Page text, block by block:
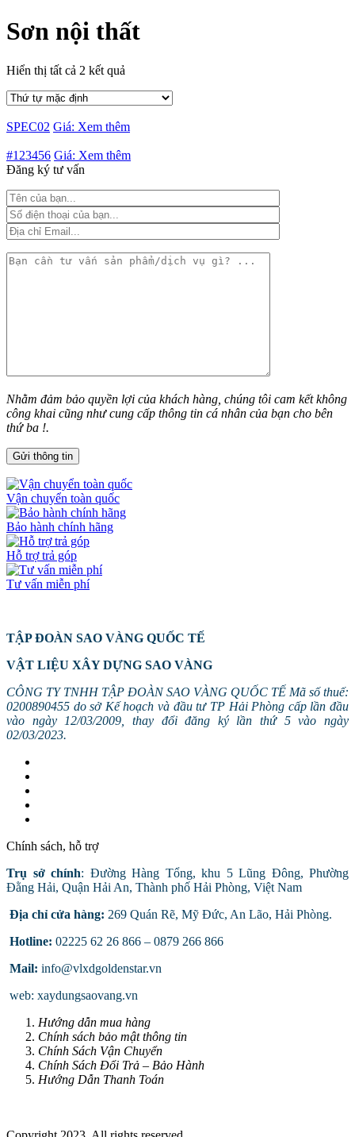
Sơn nội thất
Hiển thị tất cả 2 kết quả
SPEC02 Giá: Xem thêm
#123456 Giá: Xem thêm
Đăng ký tư vấn
Nhằm đảm bảo quyền lợi của khách hàng, chúng tôi cam kết không
công khai cũng như cung cấp thông tin cá nhân của bạn cho bên
thứ ba !.
Vận chuyển toàn quốc
Bảo hành chính hãng
Hỗ trợ trả góp
Tư vấn miễn phí
TẬP ĐOÀN SAO VÀNG QUỐC TẾ
VẬT LIỆU XÂY DỰNG SAO VÀNG
CÔNG TY TNHH TẬP ĐOÀN SAO VÀNG QUỐC TẾ Mã số thuế:
0200890455 do sở Kế hoạch và đầu tư TP Hải Phòng cấp lần đầu
vào ngày 12/03/2009, thay đổi đăng ký lần thứ 5 vào ngày
02/03/2023.
Chính sách, hỗ trợ
Trụ sở chính: Đường Hàng Tổng, khu 5 Lũng Đông, Phường
Đằng Hải, Quận Hải An, Thành phố Hải Phòng, Việt Nam
Địa chỉ cửa hàng: 269 Quán Rẽ, Mỹ Đức, An Lão, Hải Phòng.
Hotline: 02225 62 26 866 – 0879 266 866
Mail: info@vlxdgoldenstar.vn
web: xaydungsaovang.vn
Hướng dẫn mua hàng
Chính sách bảo mật thông tin
Chính Sách Vận Chuyển
Chính Sách Đổi Trả – Bảo Hành
Hướng Dẫn Thanh Toán